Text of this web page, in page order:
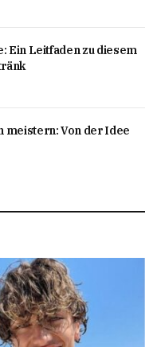
Ein Leitfaden zu diesem
meistern: Von der Idee